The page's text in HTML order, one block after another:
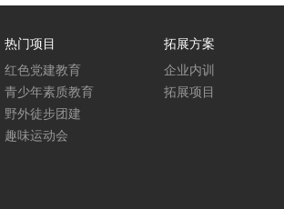
热门项目
红色党建教育
青少年素质教育
野外徒步团建
趣味运动会
拓展方案
企业内训
拓展项目